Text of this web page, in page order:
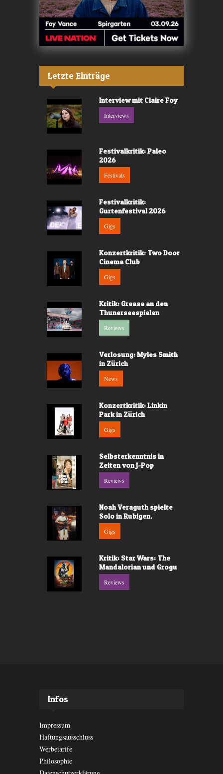
Letzte Einträge
Interview mit Claire Foy
Interviews
Festivalkritik: Paleo
2026
Festivals
Festivalkritik:
Gurtenfestival 2026
Gigs
Konzertkritik: Two Door
Cinema Club
Gigs
Kritik: Grease an den
Thunerseespielen
Reviews
Verlosung: Myles Smith
in Zürich
News
Konzertkritik: Linkin
Park in Zürich
Gigs
Selbsterkenntnis in
Zeiten von J-Pop
Reviews
Noah Veraguth spielte
Solo in Rubigen.
Gigs
Kritik: Star Wars: The
Mandalorian und Grogu
Reviews
Infos
Impressum
Haftungsausschluss
Werbetarife
Philosophie